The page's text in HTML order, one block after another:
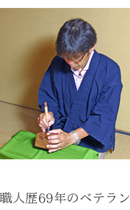
人歴69年のベテラン